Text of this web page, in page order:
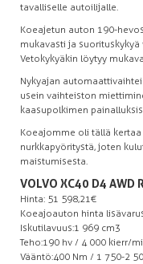
tavalliselle autoilijalle.
Koeajetun auton 190-
mukavasti ja
Vetokykyäkin löytyy
Nykyajan
usein vaihteiston
kaasupolkimen
Koeajomme oli tällä
nurkkapyöritystä, joten
maistumisesta.
VOLVO XC40 D4 AWD
Hinta: 51 598,21€
Koeajoauton hinta
Iskutilavuus: 1 969 cm3
Teho: 190 hv / 4 000 kierr/
Vääntö: 400 Nm / 1 750-2